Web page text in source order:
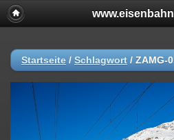
Startseite / Schlagwort / ZAMG-